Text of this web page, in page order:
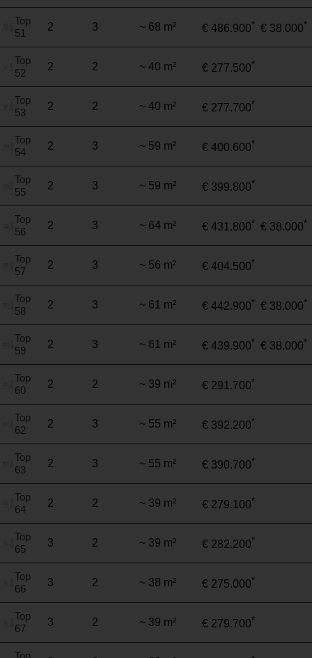
Top
51
2 3 ~ 68 m² € 486.900* € 38.000*
Top
52
2 2 ~ 40 m² € 277.500*
Top
53
2 2 ~ 40 m² € 277.700*
Top
54
2 3 ~ 59 m² € 400.600*
Top
55
2 3 ~ 59 m² € 399.800*
Top
56
2 3 ~ 64 m² € 431.800* € 38.000*
Top
57
2 3 ~ 56 m² € 404.500*
Top
58
2 3 ~ 61 m² € 442.900* € 38.000*
Top
59
2 3 ~ 61 m² € 439.900* € 38.000*
Top
60
2 2 ~ 39 m² € 291.700*
Top
62
2 3 ~ 55 m² € 392.200*
Top
63
2 3 ~ 55 m² € 390.700*
Top
64
2 2 ~ 39 m² € 279.100*
Top
65
3 2 ~ 39 m² € 282.200*
Top
66
3 2 ~ 38 m² € 275.000*
Top
67
3 2 ~ 39 m² € 279.700*
Top